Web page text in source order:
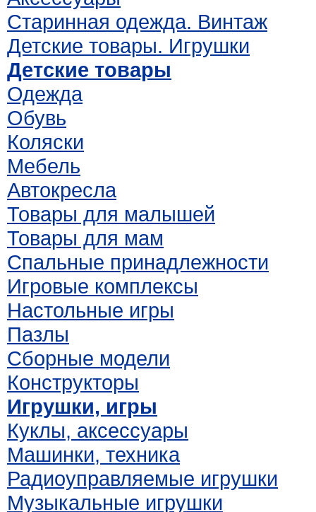
Старинная одежда. Винтаж
Детские товары. Игрушки
Детские товары
Одежда
Обувь
Коляски
Мебель
Автокресла
Товары для малышей
Товары для мам
Спальные принадлежности
Игровые комплексы
Настольные игры
Пазлы
Сборные модели
Конструкторы
Игрушки, игры
Куклы, аксессуары
Машинки, техника
Радиоуправляемые игрушки
Музыкальные игрушки